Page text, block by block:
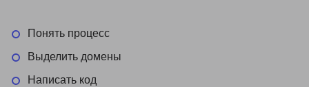
Понять процесс
Выделить домены
Написать код